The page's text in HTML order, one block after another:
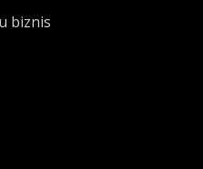
biznis